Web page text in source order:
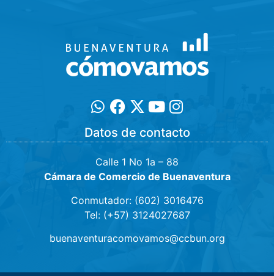
Datos de contacto
Calle 1 No 1a – 88
Cámara de Comercio de Buenaventura
Conmutador: (602) 3016476
Tel: (+57) 3124027687
buenaventuracomovamos@ccbun.org